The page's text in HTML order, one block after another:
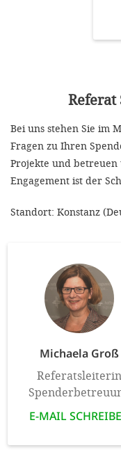
Referat
Bei uns stehen Sie im
Fragen zu Ihren
Projekte und
Engagement ist der
Standort: Konstanz
Michaela Groß
Referatsleiterin
E-MAIL